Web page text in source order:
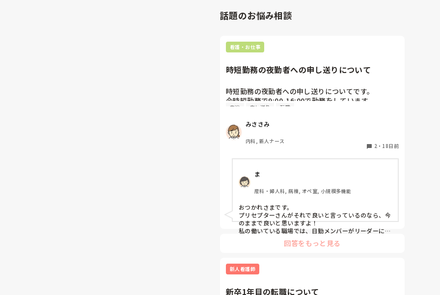
をした事がなく、やり方がわからない新人さんが、先
言われていて、そんな無茶な…と思いました。
新人さんが可愛そう、と感じることもある反面、ペア
びり記録していて、「(処置を)やったことあるの？無
けても、「記録終わってないんで」と。。。
早く色々覚えたい！という、意欲があまり感じられ
ず…これはPNS云々よりも、その新人の性格かな？と
た。。。時代柄でしょうか？？
私はどちらかといえば、PNSは好きじゃありません。
でもPNSでやれというからには、もっと業務量に見合
PNSもそうじゃないのも経験している方は、どちらの
方が良いと思いますか？
タに出来るでしょうか⁉️物事の良し悪しの批判は簡単で
抱えるのは到底ムリですね🎵ならば皆で抱えましょうね
🎵僕の持論ですけど、頑張って👊😆🎵
話題のお悩み相談
看護・お仕事
時短勤務の夜勤者への申し送りについて
時短勤務の夜勤者への申し送りについてです。
今時短勤務で9:00-16:00で勤務をしています。
看護師３年目の年ですが、妊娠出産があり看護師歴は
た。
現在は2人受け持ちをして何かあれば指導者さんに報
告する形で動いています。
今の病院は夜勤さんへ直接申し送りをするので16:30
さんに私が送りをして指導者さんから送ってもらって
いる形です。
1人の先輩から先輩から夜勤者へ申し送りしてもらう
のは意味ないよねと言われました。
そのことがあり、プリセプターに日中の様子を紙に書
いて送ってもらうほうがいいですかと聞いたところ、
それだと二度手間になるし今後受け持ちの人数も増え
たら大変になる。いつも記録の確認もするし、状態変
化あったらその都度報告すると思うからそれで大丈夫
プリセプターにそう言われたのですが、正直それでい
いのか迷ってます。
中途 申し送り 転職
みささみ
内科, 新人ナース
2 ・ 18日前
ま
産科・婦人科, 病棟, オペ室, 小規模多機能
おつかれさまです。
プリセプターさんがそれで良いと言っているのなら、今
のままで良いと思いますよ！
私の働いている職場では、日勤メンバーがリーダーに変
更点や何か変わったことがあれば報告して、それをリー
ダーが夜勤者に申し送る形になってますし今のところ何
みささみさん自身が、今の対応で問題がありそう、不安
回答をもっと見る
新人看護師
新卒1年目の転職について